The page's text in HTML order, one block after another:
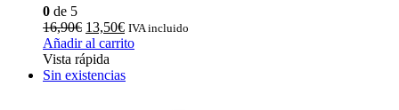
0 de 5
16,90€ El
precio
original
era:
13,50€El
precio
es:
IVA incluido
Añadir al carrito
Vista rápida
Sin existencias